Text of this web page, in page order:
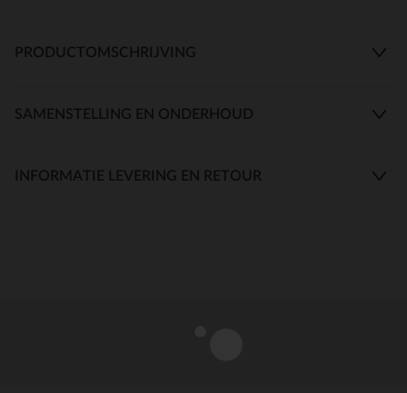
PRODUCTOMSCHRIJVING
SAMENSTELLING EN ONDERHOUD
INFORMATIE LEVERING EN RETOUR